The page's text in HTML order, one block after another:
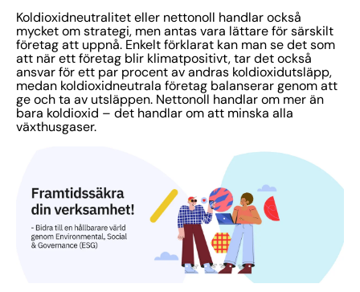
Koldioxidneutralitet eller nettonoll handlar också
mycket om strategi, men antas vara lättare för särskilt
företag att uppnå. Enkelt förklarat kan man se det som
att när ett företag blir klimatpositivt, tar det också
ansvar för ett par procent av andras koldioxidutsläpp,
medan koldioxidneutrala företag balanserar genom att
ge och ta av utsläppen. Nettonoll handlar om mer än
bara koldioxid – det handlar om att minska alla
växthusgaser.